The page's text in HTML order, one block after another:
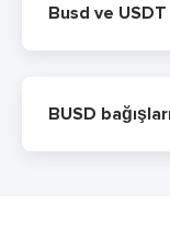
Busd ve USDT
BUSD